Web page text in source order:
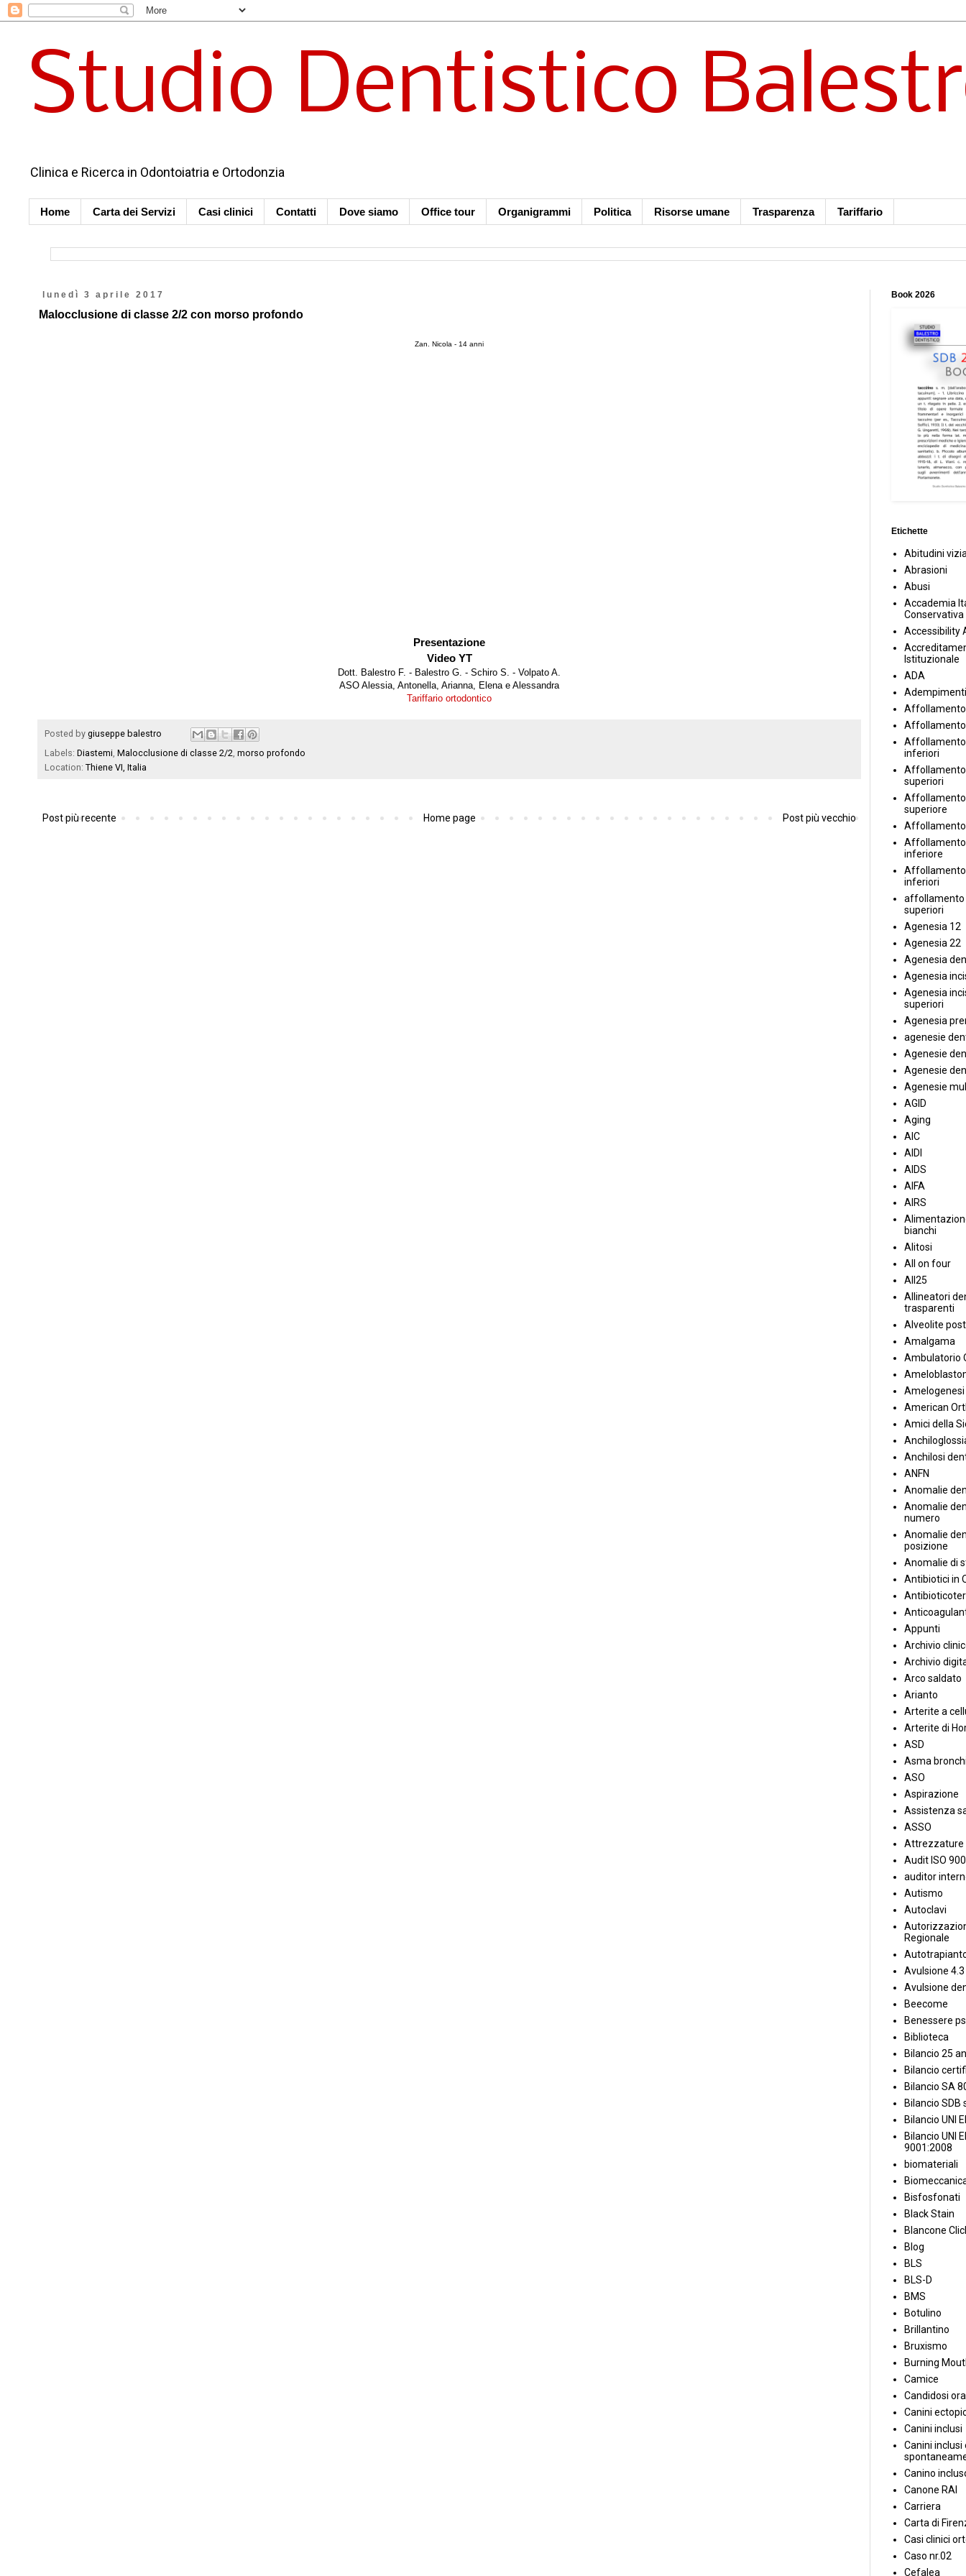
Studio Dentistico
Clinica e Ricerca in Odontoiatria e Ortodonzia
Home Carta dei Servizi Casi clinici Contatti Dove siamo Office tour Organigrammi Politica Risorse umane Trasparenza Tariffario
lunedì 3 aprile 2017
Malocclusione di classe 2/2 con morso profondo
Zan. Nicola - 14 anni
Presentazione
Video YT
Dott. Balestro F. - Balestro G. - Schiro S. - Volpato A.
ASO Alessia, Antonella, Arianna, Elena e Alessandra
Tariffario ortodontico
Posted by giuseppe balestro
Labels: Diastemi, Malocclusione di classe 2/2, morso profondo
Location: Thiene VI, Italia
Post più recente Post più vecchio
Home page
Book 2026
Etichette
Abitudini
Abrasioni
Abusi
Accademia
Conservativa
Accessibility
Istituzionale
ADA
Adempimenti
Affollamento
inferiori
Affollamento
superiori
Affollamento
superiore
inferiore
Affollamento
inferiori
affollamento
superiori
Agenesia 12
Agenesia 22
Agenesia
Agenesia
Agenesia
superiori
Agenesia
agenesie
Agenesie
Agenesie
Agenesie
AGID
Aging
AIC
AIDI
AIDS
AIFA
AIRS
bianchi
Alitosi
All on four
All25
Allineatori
trasparenti
Alveolite
Amalgama
Ambulatorio
American
Amici della
Anchilosi
ANFN
Anomalie
Anomalie
numero
Anomalie
posizione
Anomalie di
Antibiotici in
Appunti
Archivio
Archivio
Arco saldato
Arianto
Arterite a
Arterite di
ASD
Asma
ASO
Aspirazione
Assistenza
ASSO
Attrezzature
Audit ISO
auditor
Autismo
Autoclavi
Regionale
Avulsione 4.3
Avulsione
Beecome
Benessere
Biblioteca
Bilancio 25
Bilancio
Bilancio SA
Bilancio SDB
Bilancio UNI
Bilancio UNI
9001:2008
biomateriali
Bisfosfonati
Black Stain
Blancone
Blog
BLS
BLS-D
BMS
Botulino
Brillantino
Bruxismo
Burning
Camice
Candidosi
Canini
Canini inclusi
Canini inclusi
Canino
Canone RAI
Carriera
Carta di
Casi clinici
Caso nr.02
Cefalea